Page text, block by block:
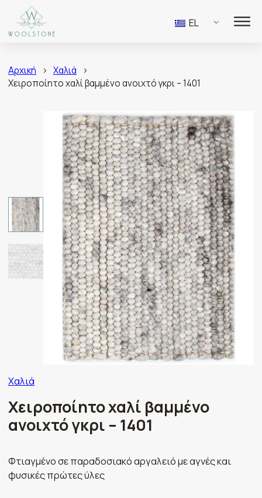
EL
Αρχική > Χαλιά
>
Χειροποίητο χαλί βαμμένο ανοιχτό γκρι – 1401
Χαλιά
Χειροποίητο χαλί βαμμένο
ανοιχτό γκρι – 1401
Φτιαγμένο σε παραδοσιακό αργαλειό με αγνές και
φυσικές πρώτες ύλες